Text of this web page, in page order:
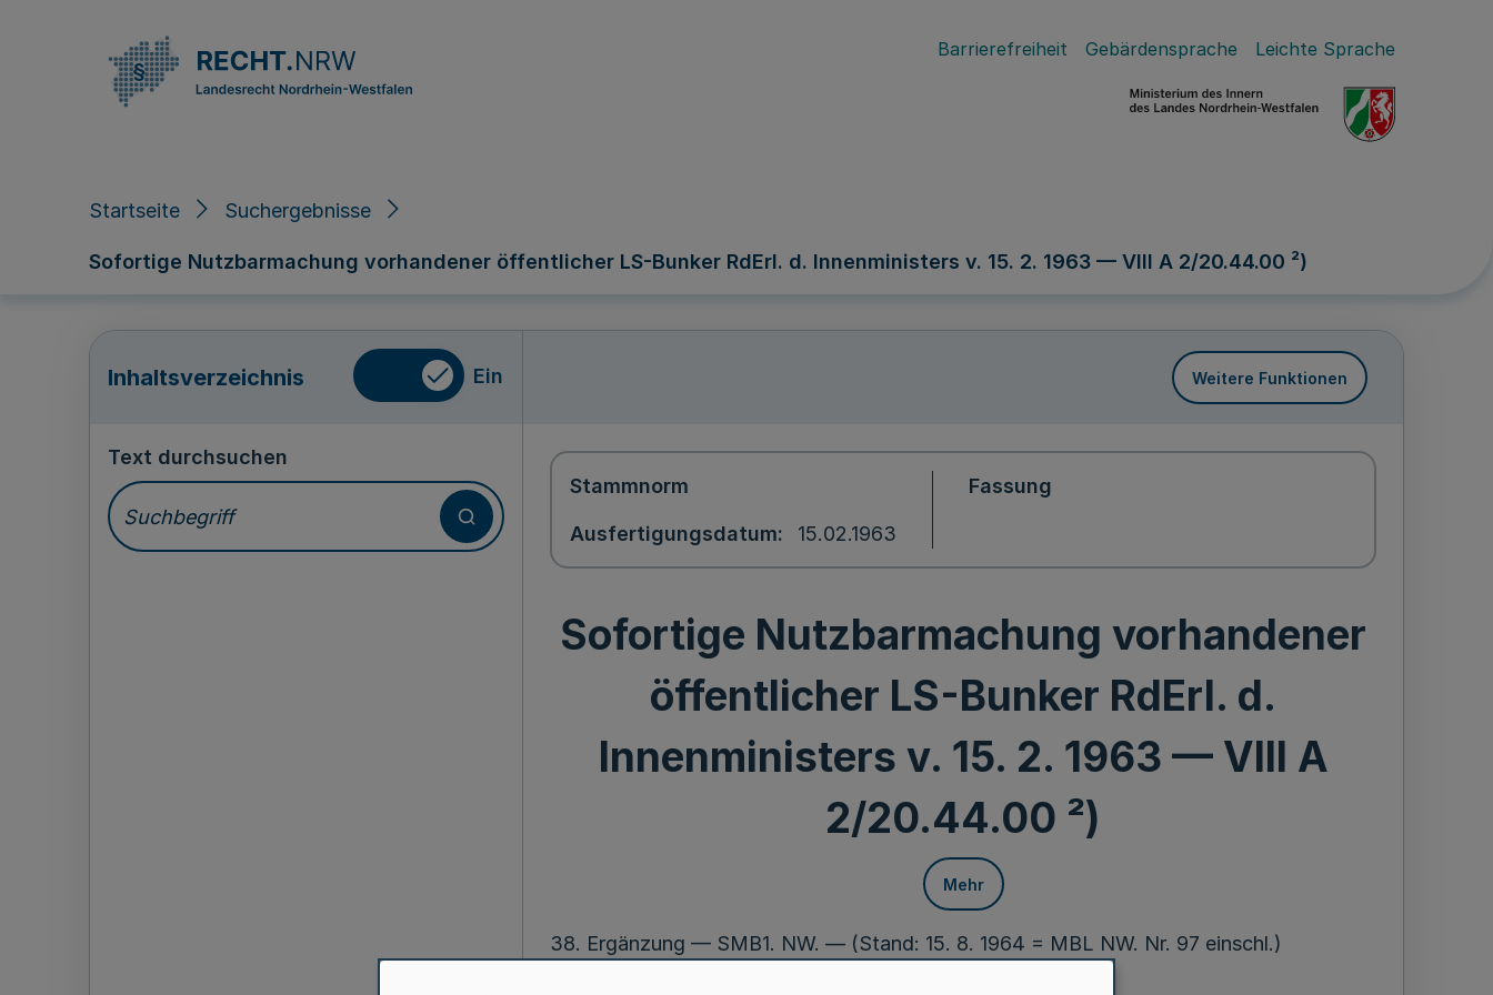
Barrierefreiheit Gebärdensprache Leichte Sprache
Startseite Suchergebnisse
Sofortige Nutzbarmachung vorhandener öffentlicher LS-Bunker RdErl. d. Innenministers v. 15. 2. 1963 — VIII A 2/20.44.00 ²)
Inhaltsverzeichnis Ein Weitere Funktionen
Text durchsuchen
Stammnorm
Ausfertigungsdatum 15.02.1963
Fassung
Sofortige Nutzbarmachung vorhandener
öffentlicher LS-Bunker RdErl. d.
Innenministers v. 15. 2. 1963 — VIII A
2/20.44.00 ²)
Mehr
38. Ergänzung — SMB1. NW. — (Stand: 15. 8. 1964 = MBL NW. Nr. 97 einschl.)